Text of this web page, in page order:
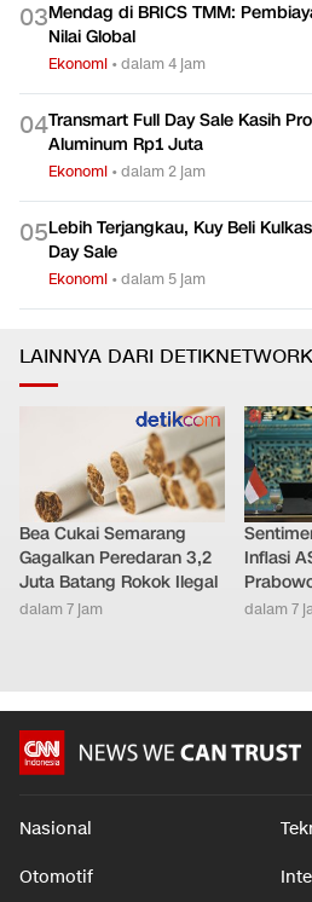
03Mendag di BRICS TMM:
Nilai Global
Ekonomi •dalam 4 jam
04Transmart Full Day Sale Kasih
Aluminum Rp1 Juta
Ekonomi •dalam 2 jam
05Lebih Terjangkau, Kuy Beli
Day Sale
Ekonomi •dalam 5 jam
LAINNYA DARI DETIKNETWORK
Bea Cukai Semarang
Gagalkan Peredaran 3,2
Juta Batang Rokok Ilegal
dalam 7 jam
Inflasi
dalam 7
Nasional
Otomotif